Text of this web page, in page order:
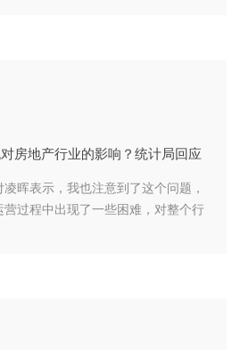
房地产行业的影响？统计局回应
晖表示，我也注意到了这个问题，
过程中出现了一些困难，对整个行
从整个房地产行业运行来看，今年